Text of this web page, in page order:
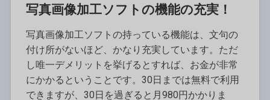
写真画像加工ソフトの機能の充実！
写真画像加工ソフトの持っている機能は、文句の
付け所がないほど、かなり充実しています。ただ
し唯一デメリットを挙げるとすれば、お金が非常
にかかるということです。30日までは無料で利用
できますが、30日を過ぎると月980円かかりま